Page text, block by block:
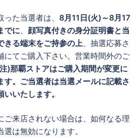
った当選者は、 8月11日(火)～8月17
でに、 顔写真付きの身分証明書と当
きる端末をご持参の上、抽選応募さ
にてご購入下さい。営業時間外のご
)那覇ストアはご購入期間が変更に
す。ご当選者は当選メールに記載さ
いたします。
ご来店されない場合は、如何なる理
は無効になります。